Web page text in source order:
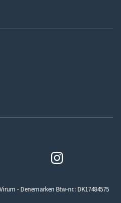
- Denemarken Btw-nr.: DK17484575